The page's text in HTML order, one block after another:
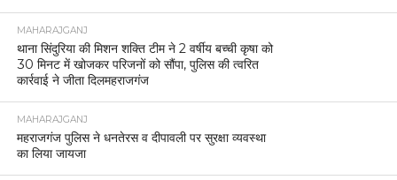
MAHARAJGANJ
थाना सिंदुरिया की मिशन शक्ति टीम ने 2 वर्षीय बच्ची कृषा को
30 मिनट में खोजकर परिजनों को सौंपा, पुलिस की त्वरित
कार्रवाई ने जीता दिलमहराजगंज
MAHARAJGANJ
महराजगंज पुलिस ने धनतेरस व दीपावली पर सुरक्षा व्यवस्था
का लिया जायजा